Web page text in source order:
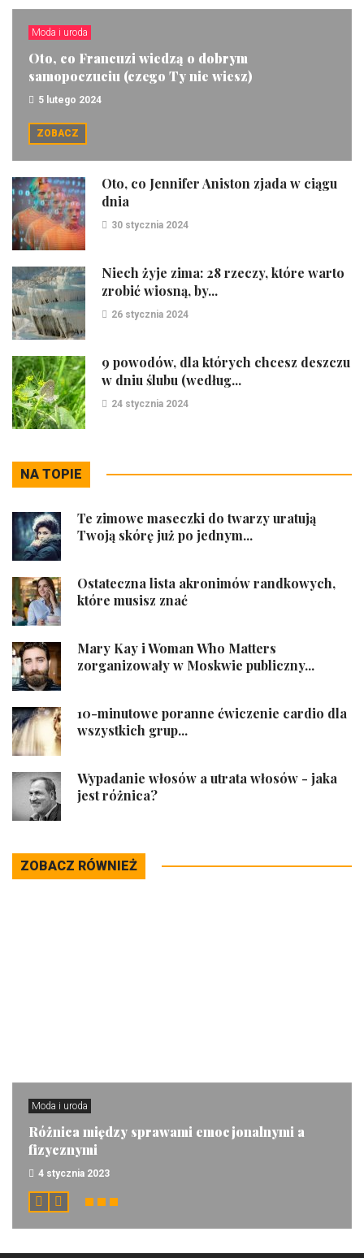
Moda i uroda
Oto, co Francuzi wiedzą o dobrym
samopoczuciu (czego Ty nie wiesz)
5 lutego 2024
ZOBACZ
Oto, co Jennifer Aniston zjada w ciągu
dnia
30 stycznia 2024
Niech żyje zima: 28 rzeczy, które warto
zrobić wiosną, by...
26 stycznia 2024
9 powodów, dla których chcesz deszczu
w dniu ślubu (według...
24 stycznia 2024
NA TOPIE
Te zimowe maseczki do twarzy uratują
Twoją skórę już po jednym...
Ostateczna lista akronimów randkowych,
które musisz znać
Mary Kay i Woman Who Matters
zorganizowały w Moskwie publiczny...
10-minutowe poranne ćwiczenie cardio dla
wszystkich grup...
Wypadanie włosów a utrata włosów - jaka
jest różnica?
ZOBACZ RÓWNIEŻ
Moda i uroda
Różnica między sprawami emocjonalnymi a
fizycznymi
4 stycznia 2023